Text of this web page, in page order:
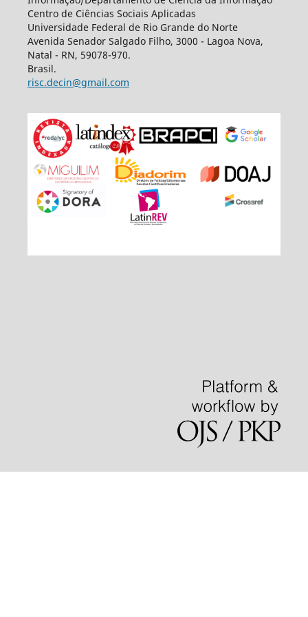
Centro de Ciências Sociais Aplicadas
Universidade Federal de Rio Grande do Norte
Avenida Senador Salgado Filho, 3000 - Lagoa Nova,
Natal - RN, 59078-970.
Brasil.
risc.decin@gmail.com